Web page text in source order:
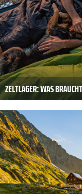
ZELTLAGER: WAS